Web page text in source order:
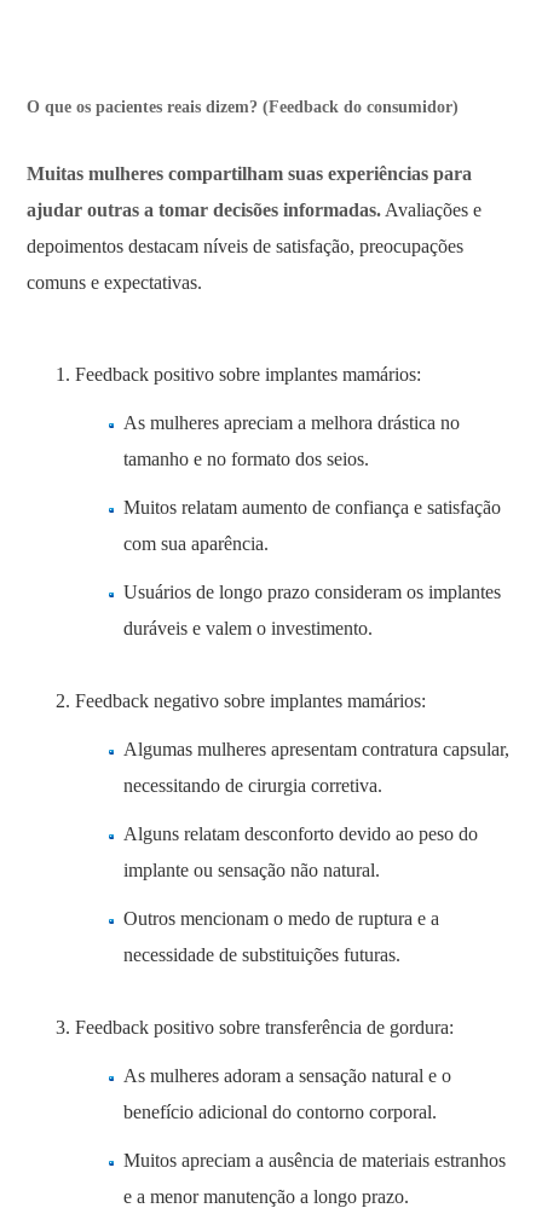
O que os pacientes reais dizem? (Feedback do consumidor)
Muitas mulheres compartilham suas experiências para
ajudar outras a tomar decisões informadas. Avaliações e
depoimentos destacam níveis de satisfação, preocupações
comuns e expectativas.
Feedback positivo sobre implantes mamários:
As mulheres apreciam a melhora drástica no
tamanho e no formato dos seios.
Muitos relatam aumento de confiança e satisfação
com sua aparência.
Usuários de longo prazo consideram os implantes
duráveis ​​e valem o investimento.
Feedback negativo sobre implantes mamários:
Algumas mulheres apresentam contratura capsular,
necessitando de cirurgia corretiva.
Alguns relatam desconforto devido ao peso do
implante ou sensação não natural.
Outros mencionam o medo de ruptura e a
necessidade de substituições futuras.
Feedback positivo sobre transferência de gordura:
As mulheres adoram a sensação natural e o
benefício adicional do contorno corporal.
Muitos apreciam a ausência de materiais estranhos
e a menor manutenção a longo prazo.